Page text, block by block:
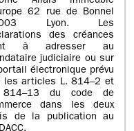
62 rue de Bonnel
Lyon. Les
des créances
à adresser au
judiciaire ou sur
électronique prévu
les articles L. 814–2 et
du code de
dans les deux
de la publication au